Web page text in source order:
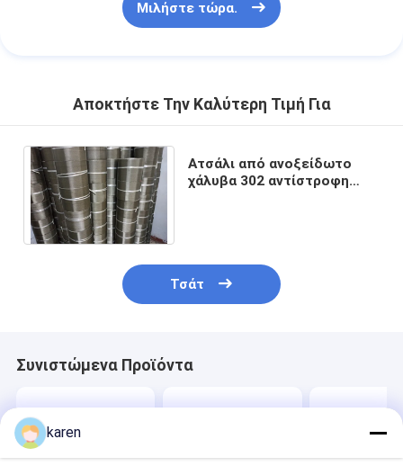
Μιλήστε τώρα.
Αποκτήστε Την Καλύτερη Τιμή Για
Ατσάλι από ανοξείδωτο
χάλυβα 302 αντίστροφη
Τσάτ
Συνιστώμενα Προϊόντα
karen